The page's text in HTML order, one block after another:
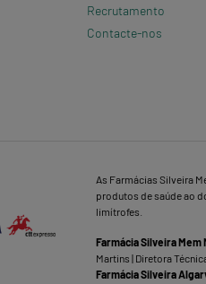
Recrutamento
Contacte-nos
As Farmácias Silveira
produtos de saúde ao
limítrofes.
Farmácia Silveira Mem
Martins | Diretora
Farmácia Silveira